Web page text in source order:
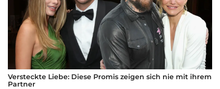
Versteckte Liebe: Diese Promis zeigen sich nie mit ihrem
Partner